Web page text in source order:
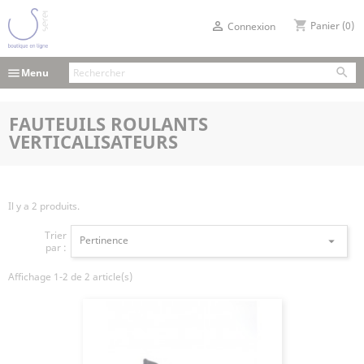
shopping_cart Panier (0)
menuMenu
 Connexion

FAUTEUILS ROULANTS
VERTICALISATEURS
Il y a 2 produits.
Trier
par :
Pertinence 
Affichage 1-2 de 2 article(s)